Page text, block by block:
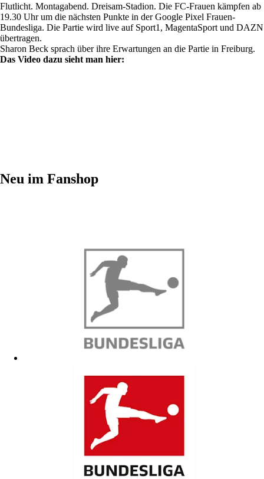
Flutlicht. Montagabend. Dreisam-Stadion. Die FC-Frauen kämpfen ab
19.30 Uhr um die nächsten Punkte in der Google Pixel Frauen-
Bundesliga. Die Partie wird live auf Sport1, MagentaSport und DAZN
übertragen.
Sharon Beck sprach über ihre Erwartungen an die Partie in Freiburg.
Das Video dazu sieht man hier:
Neu im Fanshop